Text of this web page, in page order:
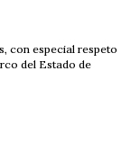
con especial respeto
del Estado de